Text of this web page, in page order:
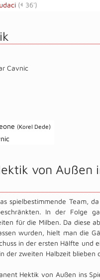
( 36')
Cavnic
(Korel Dede)
von Außen
spielbestimmende Team,
In der Folge
für die Milben. Da diese
wurden, hielt man die
in der ersten Hälfte und
der zweiten Halbzeit blieben
Hektik von Außen ins